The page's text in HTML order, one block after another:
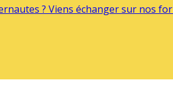
? Viens échanger sur nos